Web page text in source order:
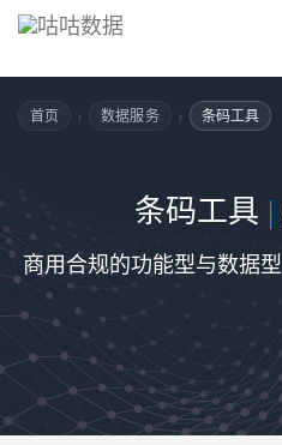
首页 › 数据服务 › 条码工具
条码工具 |
商用合规的功能型与数据